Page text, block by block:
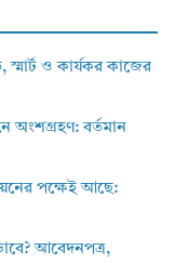
ও কার্যকর কাজের
অংশগ্রহণ: বর্তমান
পক্ষেই আছে:
আবেদনপত্র,